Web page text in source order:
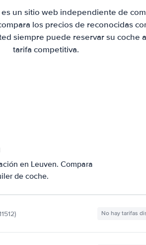
un sitio web independiente de
los precios de reconocidas
siempre puede reservar su coche
tarifa competitiva.
en Leuven. Compara
de coche.
No hay tarifas